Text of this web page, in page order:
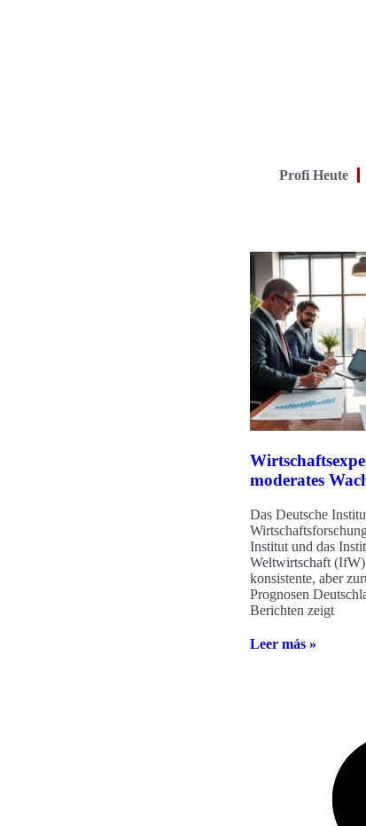
Profi Heute
moderates
Das Deutsche
Institut und das
Weltwirtschaft (IfW)
konsistente, aber
Prognosen
Berichten zeigt
Leer más »